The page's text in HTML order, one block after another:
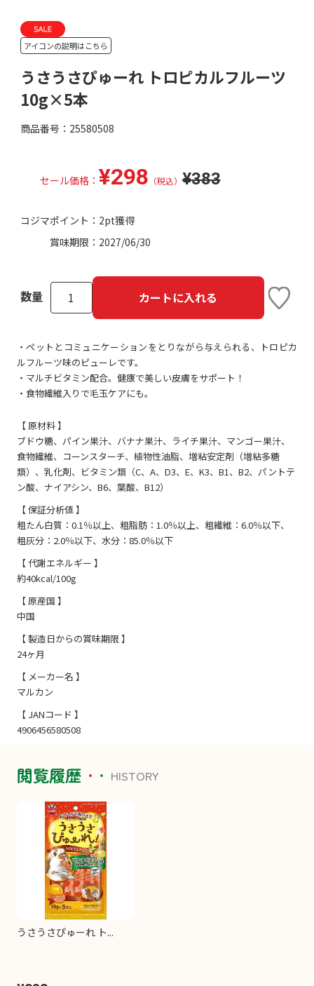
アイコンの説明はこちら
うさうさぴゅーれ トロピカルフルーツ
10g×5本
商品番号：25580508
セール価格： ¥298 （税込）¥383
コジマポイント： 2pt獲得
賞味期限： 2027/06/30
数量 カートに入れる
・ペットとコミュニケーションをとりながら与えられる、トロピカ
ルフルーツ味のピューレです。
・マルチビタミン配合。健康で美しい皮膚をサポート！
・食物繊維入りで毛玉ケアにも。
【 原材料 】
ブドウ糖、パイン果汁、バナナ果汁、ライチ果汁、マンゴー果汁、
食物繊維、コーンスターチ、植物性油脂、増粘安定剤（増粘多糖
類）、乳化剤、ビタミン類（C、A、D3、E、K3、B1、B2、パントテ
ン酸、ナイアシン、B6、葉酸、B12）
【 保証分析値 】
粗たん白質：0.1％以上、粗脂肪：1.0％以上、粗繊維：6.0％以下、
粗灰分：2.0％以下、水分：85.0％以下
【 代謝エネルギー 】
約40kcal/100g
【 原産国 】
中国
【 製造日からの賞味期限 】
24ヶ月
【 メーカー名 】
マルカン
【 JANコード 】
4906456580508
閲覧履歴 HISTORY
うさうさぴゅーれ ト...